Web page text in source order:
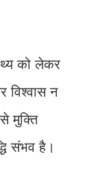
को लेकर
विश्वास न
मुक्ति
संभव है।